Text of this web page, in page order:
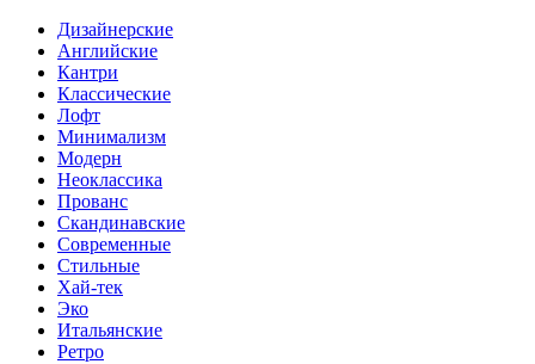
Дизайнерские
Английские
Кантри
Классические
Лофт
Минимализм
Модерн
Неоклассика
Прованс
Скандинавские
Современные
Стильные
Хай-тек
Эко
Итальянские
Ретро